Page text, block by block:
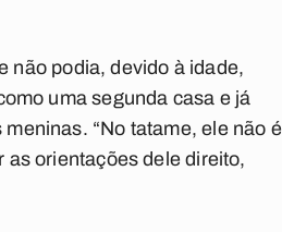
não podia, devido à idade,
uma segunda casa e já
“No tatame, ele não é
as orientações dele direito,